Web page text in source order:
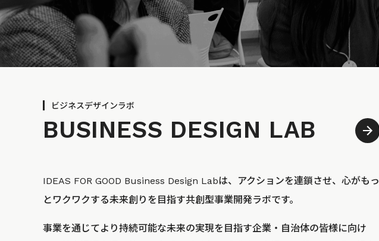
ビジネスデザインラボ
BUSINESS DESIGN LAB
IDEAS FOR GOOD Business Design Labは、アクションを連鎖させ、心がもっ
とワクワクする未来創りを目指す共創型事業開発ラボです。
事業を通じてより持続可能な未来の実現を目指す企業・自治体の皆様に向け